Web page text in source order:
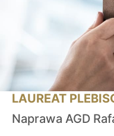
LAUREAT
Naprawa AGD